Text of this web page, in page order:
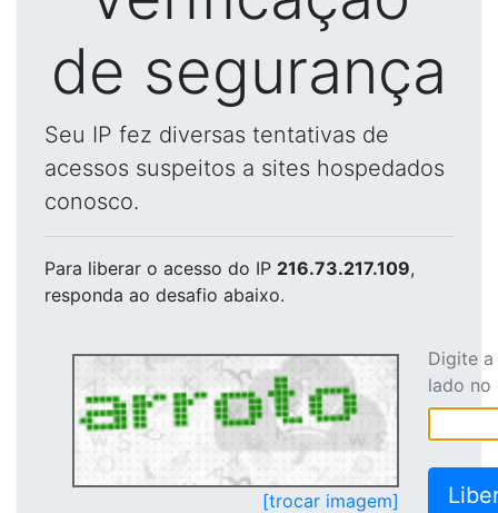
de segurança
Seu IP fez diversas tentativas de
acessos suspeitos a sites hospedados
conosco.
Para liberar o acesso do IP 216.73.217.109,
responda ao desafio abaixo.
[trocar imagem]
Digite
lado no